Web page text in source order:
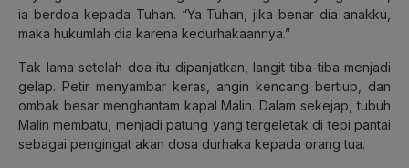
ia berdoa kepada Tuhan. “Ya Tuhan, jika benar dia anakku,
maka hukumlah dia karena kedurhakaannya.”
Tak lama setelah doa itu dipanjatkan, langit tiba-tiba menjadi
gelap. Petir menyambar keras, angin kencang bertiup, dan
ombak besar menghantam kapal Malin. Dalam sekejap, tubuh
Malin membatu, menjadi patung yang tergeletak di tepi pantai
sebagai pengingat akan dosa durhaka kepada orang tua.